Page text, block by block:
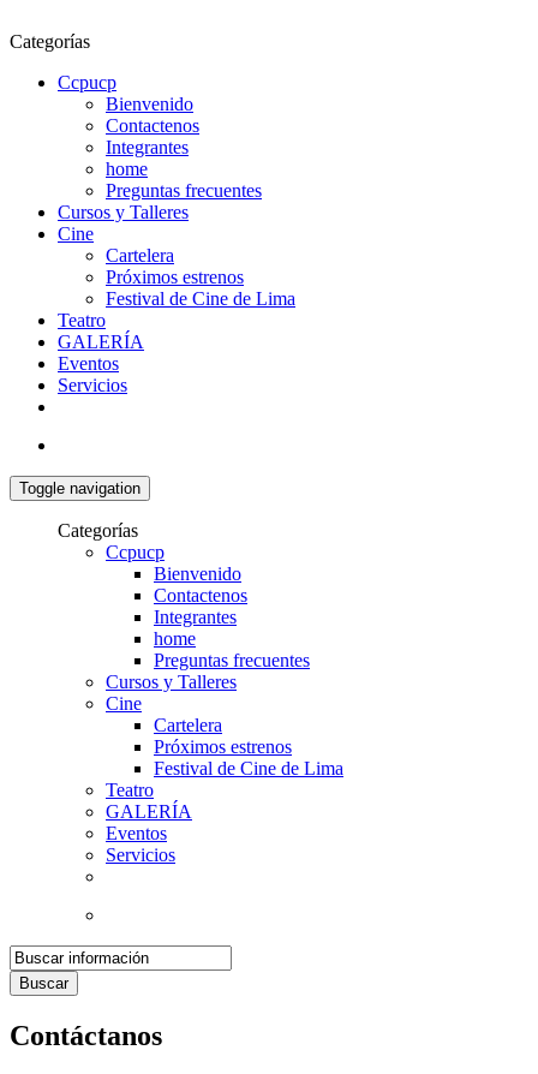
Categorías
Ccpucp
Bienvenido
Contactenos
Integrantes
home
Preguntas frecuentes
Cursos y Talleres
Cine
Cartelera
Próximos estrenos
Festival de Cine de Lima
Teatro
GALERÍA
Eventos
Servicios
Toggle navigation
Categorías
Ccpucp
Bienvenido
Contactenos
Integrantes
home
Preguntas frecuentes
Cursos y Talleres
Cine
Cartelera
Próximos estrenos
Festival de Cine de Lima
Teatro
GALERÍA
Eventos
Servicios
Buscar
Contáctanos